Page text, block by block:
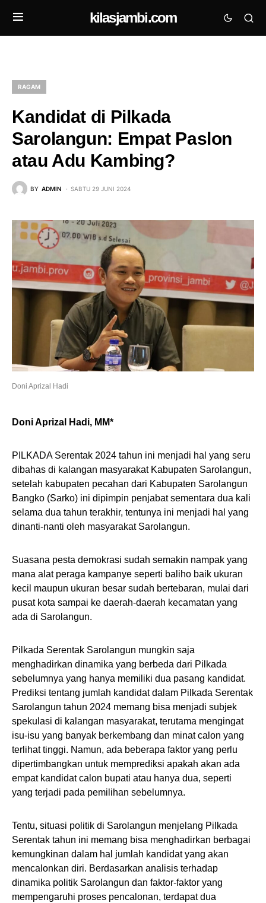
kilasjambi.com
RAGAM
Kandidat di Pilkada
Sarolangun: Empat Paslon
atau Adu Kambing?
BY ADMIN SABTU 29 JUNI 2024
Doni Aprizal Hadi
Doni Aprizal Hadi, MM*
PILKADA Serentak 2024 tahun ini menjadi hal yang seru
dibahas di kalangan masyarakat Kabupaten Sarolangun,
setelah kabupaten pecahan dari Kabupaten Sarolangun
Bangko (Sarko) ini dipimpin penjabat sementara dua kali
selama dua tahun terakhir, tentunya ini menjadi hal yang
dinanti-nanti oleh masyarakat Sarolangun.
Suasana pesta demokrasi sudah semakin nampak yang
mana alat peraga kampanye seperti baliho baik ukuran
kecil maupun ukuran besar sudah bertebaran, mulai dari
pusat kota sampai ke daerah-daerah kecamatan yang
ada di Sarolangun.
Pilkada Serentak Sarolangun mungkin saja
menghadirkan dinamika yang berbeda dari Pilkada
sebelumnya yang hanya memiliki dua pasang kandidat.
Prediksi tentang jumlah kandidat dalam Pilkada Serentak
Sarolangun tahun 2024 memang bisa menjadi subjek
spekulasi di kalangan masyarakat, terutama mengingat
isu-isu yang banyak berkembang dan minat calon yang
terlihat tinggi. Namun, ada beberapa faktor yang perlu
dipertimbangkan untuk memprediksi apakah akan ada
empat kandidat calon bupati atau hanya dua, seperti
yang terjadi pada pemilihan sebelumnya.
Tentu, situasi politik di Sarolangun menjelang Pilkada
Serentak tahun ini memang bisa menghadirkan berbagai
kemungkinan dalam hal jumlah kandidat yang akan
mencalonkan diri. Berdasarkan analisis terhadap
dinamika politik Sarolangun dan faktor-faktor yang
mempengaruhi proses pencalonan, terdapat dua